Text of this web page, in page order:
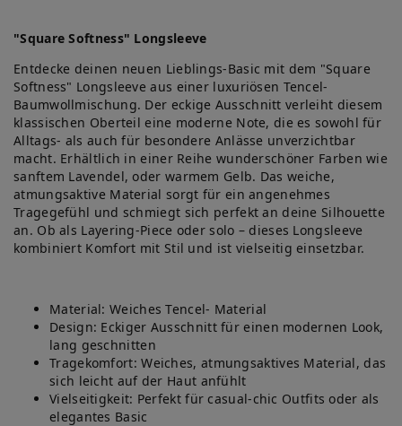
"Square Softness" Longsleeve
Entdecke deinen neuen Lieblings-Basic mit dem "Square
Softness" Longsleeve aus einer luxuriösen Tencel-
Baumwollmischung. Der eckige Ausschnitt verleiht diesem
klassischen Oberteil eine moderne Note, die es sowohl für
Alltags- als auch für besondere Anlässe unverzichtbar
macht. Erhältlich in einer Reihe wunderschöner Farben wie
sanftem Lavendel, oder warmem Gelb. Das weiche,
atmungsaktive Material sorgt für ein angenehmes
Tragegefühl und schmiegt sich perfekt an deine Silhouette
an. Ob als Layering-Piece oder solo – dieses Longsleeve
kombiniert Komfort mit Stil und ist vielseitig einsetzbar.
Material: Weiches Tencel- Material
Design: Eckiger Ausschnitt für einen modernen Look,
lang geschnitten
Tragekomfort: Weiches, atmungsaktives Material, das
sich leicht auf der Haut anfühlt
Vielseitigkeit: Perfekt für casual-chic Outfits oder als
elegantes Basic